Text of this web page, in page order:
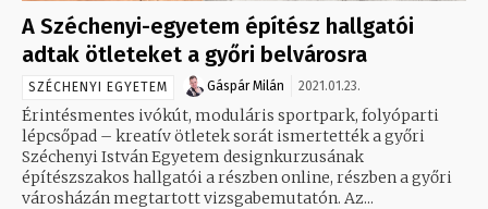
A Széchenyi-egyetem építész hallgatói
adtak ötleteket a győri belvárosra
SZÉCHENYI EGYETEM Gáspár Milán 2021.01.23.
Érintésmentes ivókút, moduláris sportpark, folyóparti
lépcsőpad – kreatív ötletek sorát ismertették a győri
Széchenyi István Egyetem designkurzusának
építészszakos hallgatói a részben online, részben a győri
városházán megtartott vizsgabemutatón. Az...